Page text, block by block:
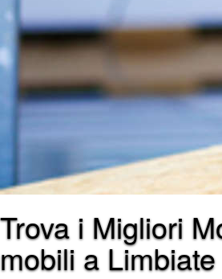
Trova i Migliori
mobili a Limbiate